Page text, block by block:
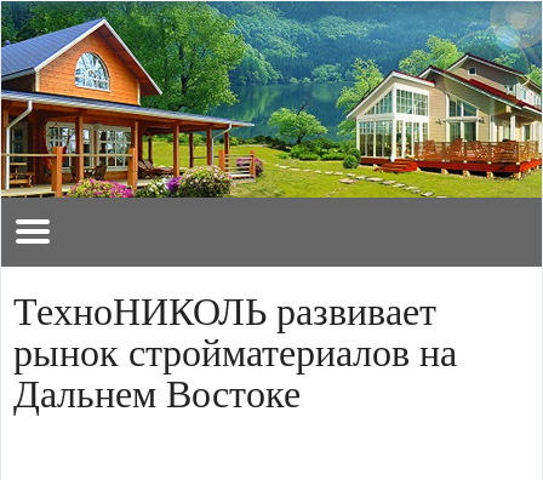
ТехноНИКОЛЬ развивает
рынок стройматериалов на
Дальнем Востоке